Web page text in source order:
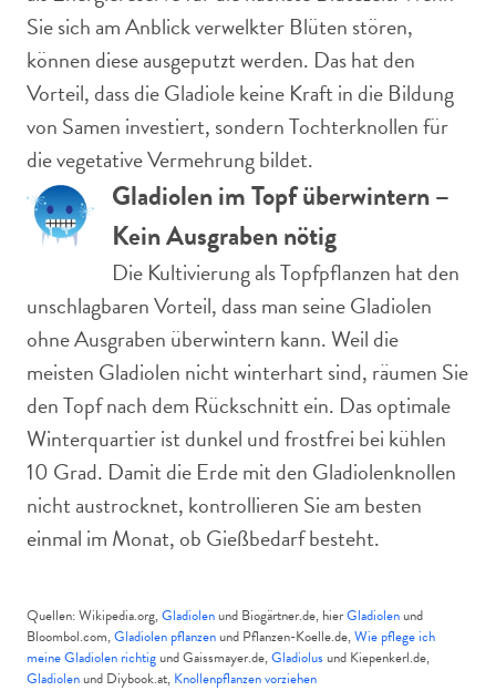
Sie sich am Anblick verwelkter Blüten stören,
können diese ausgeputzt werden. Das hat den
Vorteil, dass die Gladiole keine Kraft in die Bildung
von Samen investiert, sondern Tochterknollen für
die vegetative Vermehrung bildet.
Gladiolen im Topf überwintern –
Kein Ausgraben nötig
Die Kultivierung als Topfpflanzen hat den
unschlagbaren Vorteil, dass man seine Gladiolen
ohne Ausgraben überwintern kann. Weil die
meisten Gladiolen nicht winterhart sind, räumen Sie
den Topf nach dem Rückschnitt ein. Das optimale
Winterquartier ist dunkel und frostfrei bei kühlen
10 Grad. Damit die Erde mit den Gladiolenknollen
nicht austrocknet, kontrollieren Sie am besten
einmal im Monat, ob Gießbedarf besteht.
Quellen: Wikipedia.org,Gladiolenund Biogärtner.de, hierGladiolenund
Bloombol.com,Gladiolen pflanzenund Pflanzen-Koelle.de,Wie pflege ich
meine Gladiolen richtigund Gaissmayer.de,Gladiolus und Kiepenkerl.de,
Gladiolenund Diybook.at, Knollenpflanzen vorziehen